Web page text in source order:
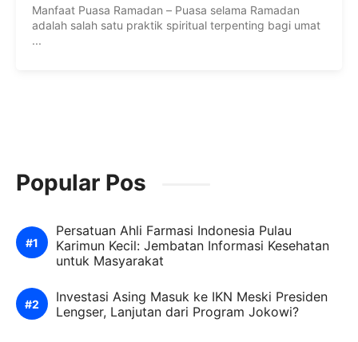
Manfaat Puasa Ramadan – Puasa selama Ramadan
adalah salah satu praktik spiritual terpenting bagi umat
...
Popular Pos
Persatuan Ahli Farmasi Indonesia Pulau
Karimun Kecil: Jembatan Informasi Kesehatan
untuk Masyarakat
Investasi Asing Masuk ke IKN Meski Presiden
Lengser, Lanjutan dari Program Jokowi?